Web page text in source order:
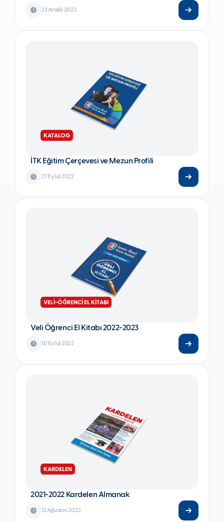
23 Aralık 2022
KATALOG
İTK Eğitim Çerçevesi ve Mezun Profili
27 Eylül 2022
VELİ-ÖĞRENCİ EL KİTABI
Veli Öğrenci El Kitabı 2022-2023
10 Eylül 2022
KARDELEN
2021-2022 Kardelen Almanak
12 Ağustos 2022